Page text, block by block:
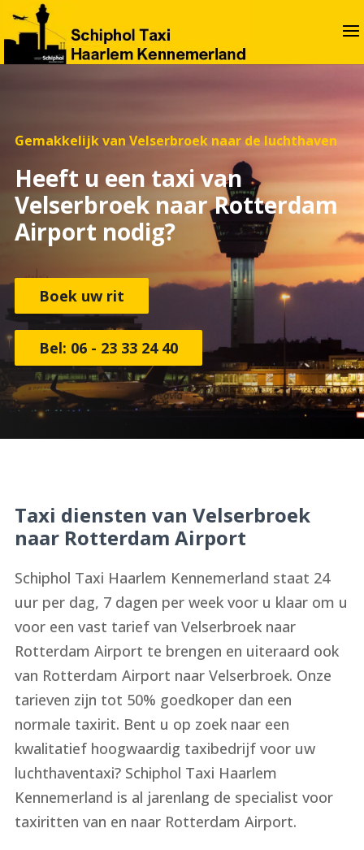
Gemakkelijk van Velserbroek naar de luchthaven
Heeft u een taxi van
Velserbroek naar Rotterdam
Airport nodig?
Boek uw rit
Bel: 06 - 23 33 24 40
Taxi diensten van Velserbroek
naar Rotterdam Airport
Schiphol Taxi Haarlem Kennemerland staat 24
uur per dag, 7 dagen per week voor u klaar om u
voor een vast tarief van Velserbroek naar
Rotterdam Airport te brengen en uiteraard ook
van Rotterdam Airport naar Velserbroek. Onze
tarieven zijn tot 50% goedkoper dan een
normale taxirit. Bent u op zoek naar een
kwalitatief hoogwaardig taxibedrijf voor uw
luchthaventaxi? Schiphol Taxi Haarlem
Kennemerland is al jarenlang de specialist voor
taxiritten van en naar Rotterdam Airport.